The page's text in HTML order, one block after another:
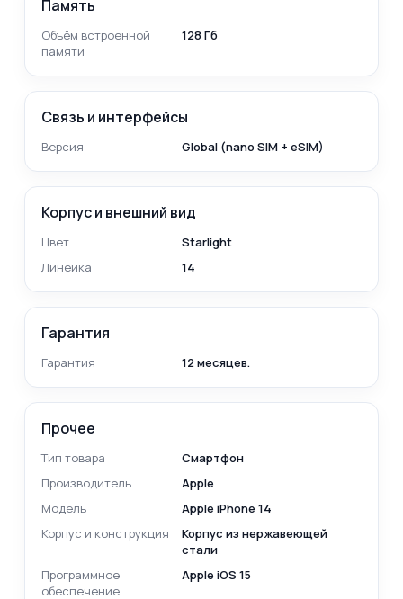
Память
Объём встроенной
памяти
128 Гб
Связь и интерфейсы
Версия Global (nano SIM + eSIM)
Корпус и внешний вид
Цвет
Starlight
Линейка
14
Гарантия
Гарантия 12 месяцев.
Прочее
Тип товара
Смартфон
Производитель
Apple
Модель
Apple iPhone 14
Корпус и конструкция
Корпус из нержавеющей
стали
Программное
обеспечение
Apple iOS 15